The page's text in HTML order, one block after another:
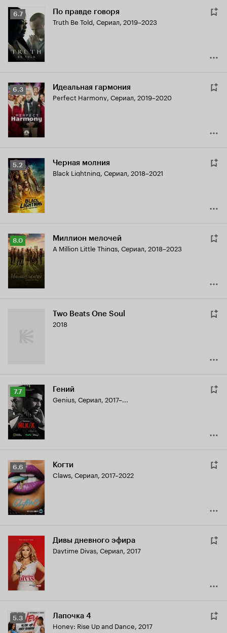
Рейтинг
Кинопоиска
6.7
6.7 По правде говоря
Truth Be Told, Сериал, 2019–2023
Рейтинг
Кинопоиска
6.3
6.3 Идеальная гармония
Perfect Harmony, Сериал, 2019–2020
Рейтинг
Кинопоиска
5.2
5.2 Черная молния
Black Lightning, Сериал, 2018–2021
Рейтинг
Кинопоиска
8.0
8.0 Миллион мелочей
A Million Little Things, Сериал, 2018–2023
Two Beats One Soul
2018
Рейтинг
Кинопоиска
7.7
7.7 Гений
Genius, Сериал, 2017–...
Рейтинг
Кинопоиска
6.6
6.6 Когти
Claws, Сериал, 2017–2022
Дивы дневного эфира
Daytime Divas, Сериал, 2017
Рейтинг
Кинопоиска
5.3 Лапочка 4
Honey: Rise Up and Dance, 2017